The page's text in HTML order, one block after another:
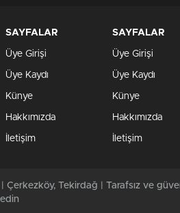
SAYFALAR
Üye Girişi
Üye Kaydı
Künye
Hakkımızda
İletişim
SAYFALAR
Üye Girişi
Üye Kaydı
Künye
Hakkımızda
İletişim
Çerkezköy, Tekirdağ | Tarafsız ve